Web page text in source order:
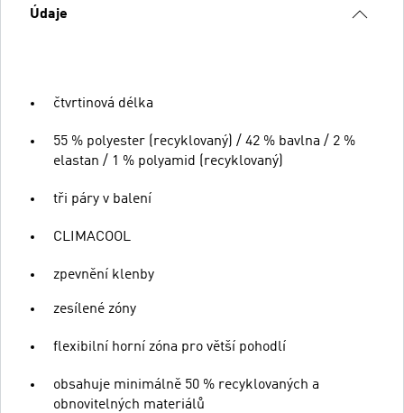
Údaje
čtvrtinová délka
55 % polyester (recyklovaný) / 42 % bavlna / 2 %
elastan / 1 % polyamid (recyklovaný)
tři páry v balení
CLIMACOOL
zpevnění klenby
zesílené zóny
flexibilní horní zóna pro větší pohodlí
obsahuje minimálně 50 % recyklovaných a
obnovitelných materiálů